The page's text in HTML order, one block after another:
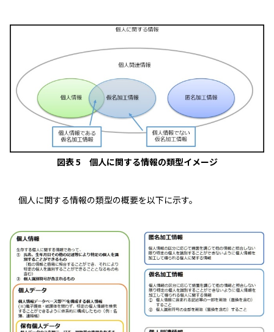
図表 5 個人に関する情報の類型イメージ
個人に関する情報の類型の概要を以下に示す。